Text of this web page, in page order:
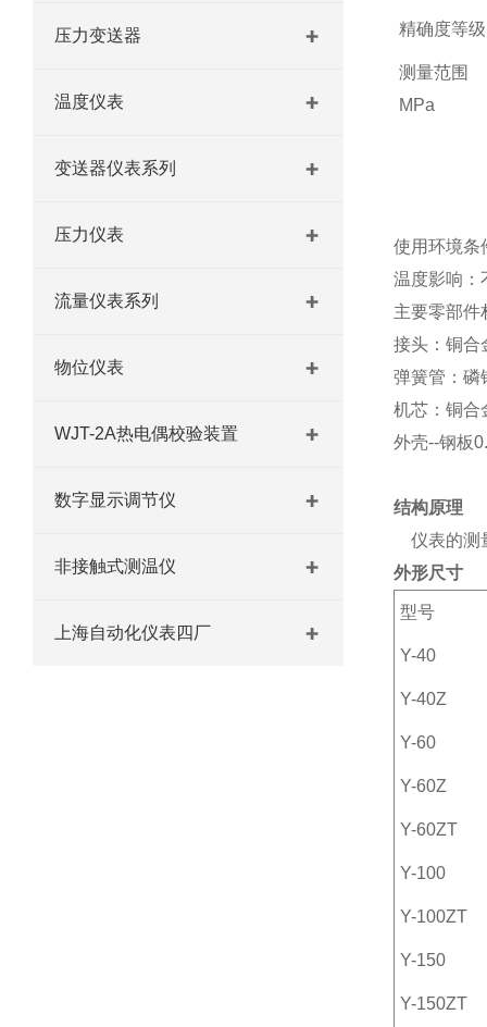
压力变送器
温度仪表
变送器仪表系列
压力仪表
流量仪表系列
物位仪表
WJT-2A热电偶校验装置
数字显示调节仪
非接触式测温仪
上海自动化仪表四厂
精确度等级
测量范围
MPa
使用环境条
温度影响
主要零部件
接头：铜合
弹簧管：磷
机芯：铜合
外壳--钢板
结构原理
仪表的测
外形尺寸
型号
Y-40
Y-40Z
Y-60
Y-60Z
Y-60ZT
Y-100
Y-100ZT
Y-150
Y-150ZT